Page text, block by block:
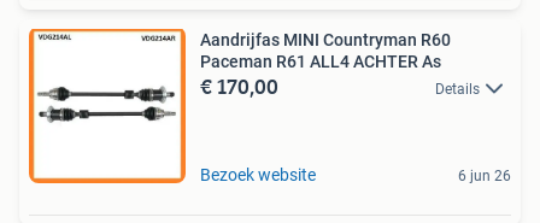
Aandrijfas MINI Countryman R60
Paceman R61 ALL4 ACHTER As
€ 170,00 Details
Bezoek website 6 jun 26